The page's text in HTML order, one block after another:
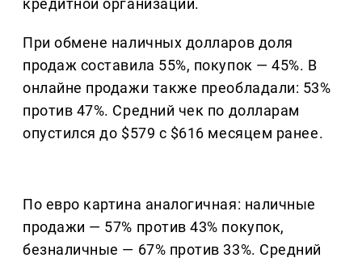
кредитной организации.
При обмене наличных долларов доля
продаж составила 55%, покупок — 45%. В
онлайне продажи также преобладали: 53%
против 47%. Средний чек по долларам
опустился до $579 с $616 месяцем ранее.
По евро картина аналогичная: наличные
продажи — 57% против 43% покупок,
безналичные — 67% против 33%. Средний